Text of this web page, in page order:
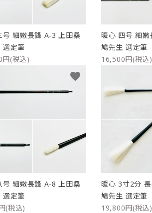
号 細嫩長鋒 A-3 上田桑
選定筆
(税込)
暖心 四号 細
鳩先生 選定筆
16,500円(税込)
号 細嫩長鋒 A-8 上田桑
選定筆
(税込)
favorite
暖心 3寸2分
鳩先生 選定筆
19,800円(税込)